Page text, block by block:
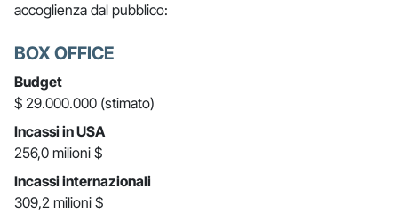
accoglienza dal pubblico:
BOX OFFICE
Budget
$ 29.000.000 (stimato)
Incassi in USA
256,0 milioni $
Incassi internazionali
309,2 milioni $